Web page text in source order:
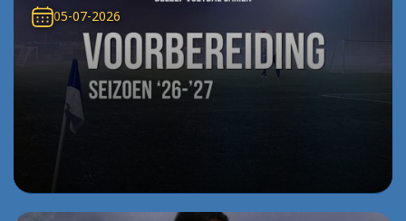
05-07-2026